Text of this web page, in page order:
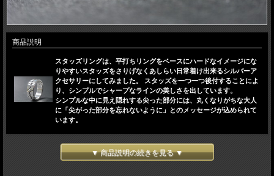
商品説明
スタッズリングは、平打ちリングをベースにハードなイメージにな
りやすいスタッズをさりげなくあしらい日常着け出来るシルバーア
クセサリーにしてみました。 スタッズを一つ一つ後付することによ
り、シンプルでシャープなラインの美しさを出しています。
シンプルな中に見え隠れする尖った部分には、丸くなりがちな大人
に「尖がった部分を忘れないように」とのメッセージが込められて
います。
0.5号きざみの指定が出来ますサイズのわからないお
▼ 商品説明の続きを見る ▼